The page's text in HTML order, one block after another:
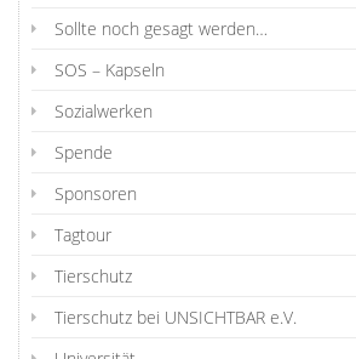
Sollte noch gesagt werden…
SOS – Kapseln
Sozialwerken
Spende
Sponsoren
Tagtour
Tierschutz
Tierschutz bei UNSICHTBAR e.V.